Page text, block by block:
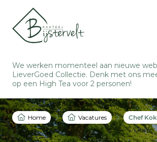
We werken momenteel aan nieuwe
LieverGoed Collectie. Denk met ons
op een High Tea voor 2 personen!
Home Vacatures Chef Kok